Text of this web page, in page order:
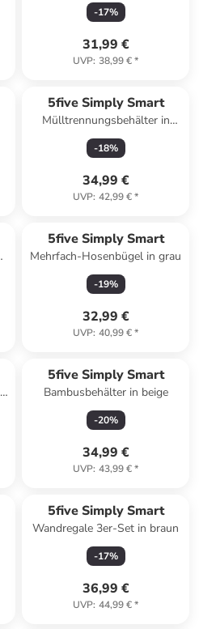
-17%
31,99 €
UVP: 38,99 €*
5five Simply Smart
Mülltrennungsbehälter in
anthrazitfarben
-18%
34,99 €
UVP: 42,99 €*
5five Simply Smart
Mehrfach-Hosenbügel in grau
-19%
32,99 €
UVP: 40,99 €*
5five Simply Smart
Bambusbehälter in beige
-20%
34,99 €
UVP: 43,99 €*
5five Simply Smart
Wandregale 3er-Set in braun
-17%
36,99 €
UVP: 44,99 €*